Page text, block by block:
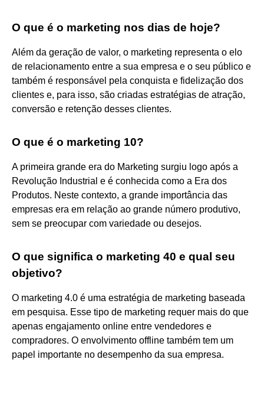
O que é o marketing nos dias de hoje?
Além da geração de valor, o marketing representa o elo
de relacionamento entre a sua empresa e o seu público e
também é responsável pela conquista e fidelização dos
clientes e, para isso, são criadas estratégias de atração,
conversão e retenção desses clientes.
O que é o marketing 10?
A primeira grande era do Marketing surgiu logo após a
Revolução Industrial e é conhecida como a Era dos
Produtos. Neste contexto, a grande importância das
empresas era em relação ao grande número produtivo,
sem se preocupar com variedade ou desejos.
O que significa o marketing 40 e qual seu
objetivo?
O marketing 4.0 é uma estratégia de marketing baseada
em pesquisa. Esse tipo de marketing requer mais do que
apenas engajamento online entre vendedores e
compradores. O envolvimento offline também tem um
papel importante no desempenho da sua empresa.